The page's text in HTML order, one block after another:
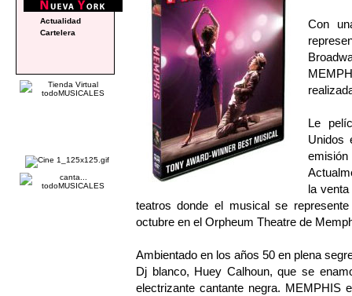
Con
Le
Unidos
la
teatros donde el musical se
octubre en el Orpheum Theatre de
Ambientado en los años 50 en plena
Dj blanco, Huey Calhoun, que se
electrizante cantante negra. MEMPHIS
Actualidad
Cartelera